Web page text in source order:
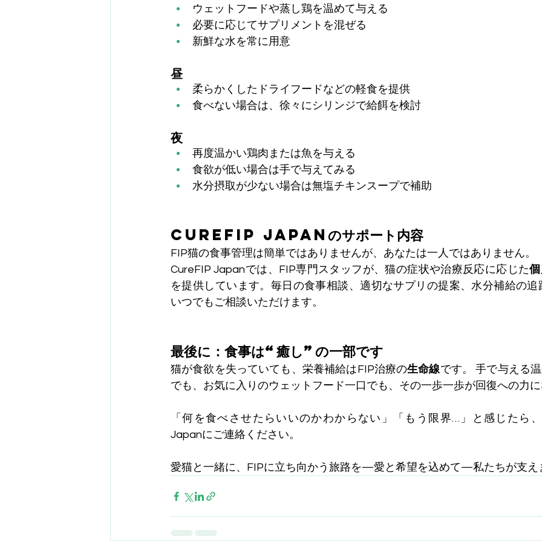
ウェットフードや蒸し鶏を温めて与える
必要に応じてサプリメントを混ぜる
新鮮な水を常に用意
昼
柔らかくしたドライフードなどの軽食を提供
食べない場合は、徐々にシリンジで給餌を検討
夜
再度温かい鶏肉または魚を与える
食欲が低い場合は手で与えてみる
水分摂取が少ない場合は無塩チキンスープで補助
CureFIP Japanのサポート内容
FIP猫の食事管理は簡単ではありませんが、あなたは一人ではありません。
CureFIP Japanでは、FIP専門スタッフが、猫の症状や治療反応に応じた
を提供しています。毎日の食事相談、適切なサプリの提案、水分補給の追
いつでもご相談いただけます。
最後に：食事は“癒し”の一部です
猫が食欲を失っていても、栄養補給はFIP治療の生命線です。 手で与える
でも、お気に入りのウェットフード一口でも、その一歩一歩が回復への力に
「何を食べさせたらいいのかわからない」「もう限界…」と感じたら
Japanにご連絡ください。
愛猫と一緒に、FIPに立ち向かう旅路を—愛と希望を込めて—私たちが支え